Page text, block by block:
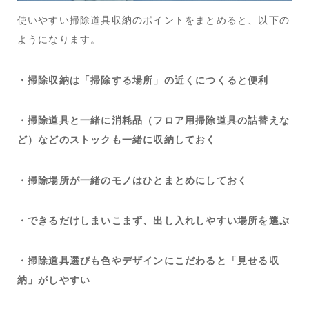
使いやすい掃除道具収納のポイントをまとめると、以下の
ようになります。
・掃除収納は「掃除する場所」の近くにつくると便利
・掃除道具と一緒に消耗品（フロア用掃除道具の詰替えな
ど）などのストックも一緒に収納しておく
・掃除場所が一緒のモノはひとまとめにしておく
・できるだけしまいこまず、出し入れしやすい場所を選ぶ
・掃除道具選びも色やデザインにこだわると「見せる収
納」がしやすい